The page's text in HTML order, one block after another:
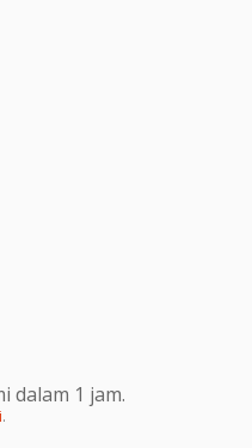
dalam 1 jam.
.